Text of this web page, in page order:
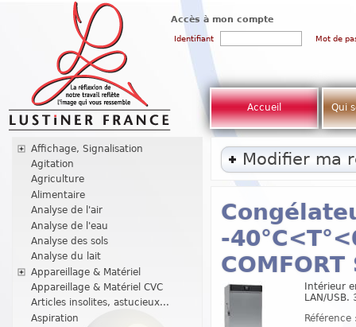
Accès à mon compte
Identifiant Mot de
Accueil Qui
Affichage, Signalisation
Agitation
Agriculture
Alimentaire
Analyse de l'air
Analyse de l'eau
Analyse des sols
Analyse du lait
Appareillage & Matériel
Appareillage & Matériel CVC
Articles insolites, astucieux...
Aspiration
Modifier ma
-
COMFORT
Intérieur
LAN/USB.